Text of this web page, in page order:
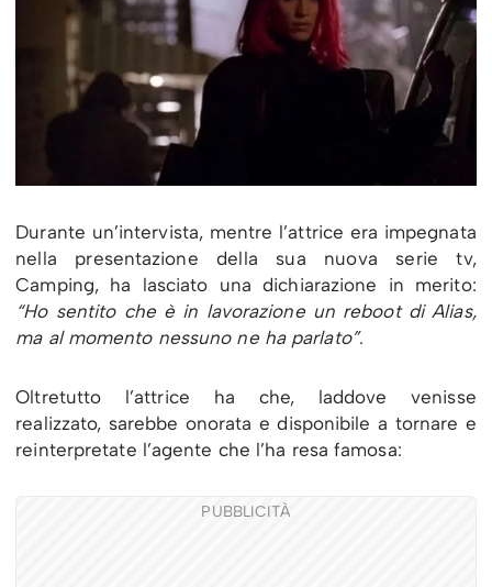
Durante un’intervista, mentre l’attrice era impegnata
nella presentazione della sua nuova serie tv,
Camping, ha lasciato una dichiarazione in merito:
“Ho sentito che è in lavorazione un reboot di Alias,
ma al momento nessuno ne ha parlato”.
Oltretutto l’attrice ha che, laddove venisse
realizzato, sarebbe onorata e disponibile a tornare e
reinterpretate l’agente che l’ha resa famosa:
PUBBLICITÀ